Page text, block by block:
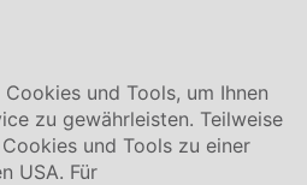
Meister GmbH
5141-180und Tools, um Ihnen
zu gewährleisten. Teilweise
und Tools zu einer
USA. Für